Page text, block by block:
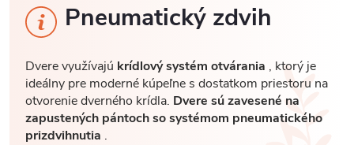
Pneumatický zdvih
Dvere využívajú krídlový systém otvárania , ktorý je
ideálny pre moderné kúpeľne s dostatkom priestoru na
otvorenie dverného krídla. Dvere sú zavesené na
zapustených pántoch so systémom pneumatického
prizdvihnutia .